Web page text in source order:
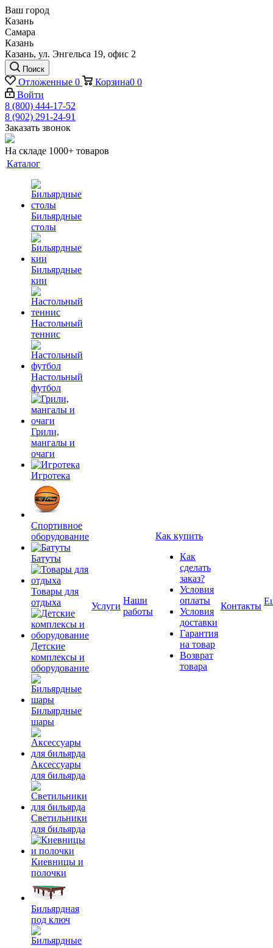
Ваш город
Казань
Самара
Казань
Казань, ул. Энгельса 19, офис 2
Поиск
Отложенные 0 Корзина0 0
Войти
8 (800) 444-17-52
8 (902) 291-24-91
Заказать звонок
На складе 1000+ товаров
Каталог
Бильярдные
столы
Бильярдные
кии
Настольный
теннис
Настольный
футбол
Грили,
мангалы и
очаги
Игротека
Спортивное
оборудование
Батуты
Товары для
отдыха
Детские
комплексы и
оборудование
Бильярдные
шары
Аксессуары
для бильярда
Светильники
для бильярда
Киевницы и
полочки
Бильярдная
под ключ
Услуги
Наши
работы
Как купить
Как
сделать
заказ?
Условия
оплаты
Условия
доставки
Гарантия
на товар
Возврат
товара
Контакты